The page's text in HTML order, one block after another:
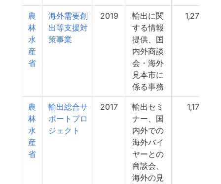
農
林
水
産
省
海外需要創
出等支援対
策事業
2019
輸出に関
する情報
提供、国
内外商談
会・海外
見本市に
係る事務
1,275
農
林
水
産
省
輸出総合サ
ポートプロ
ジェクト
2017
輸出セミ
ナー、国
内外での
海外バイ
ヤーとの
商談会、
海外の見
1,175